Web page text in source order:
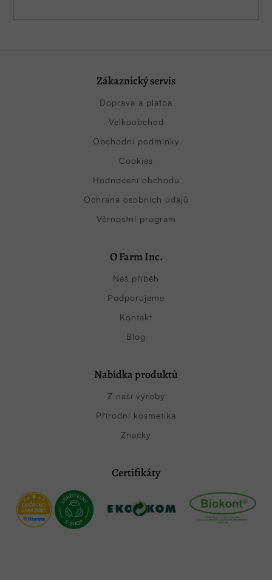
Zákaznický servis
Doprava a platba
Velkoobchod
Obchodní podmínky
Cookies
Hodnocení obchodu
Ochrana osobních údajů
Věrnostní program
O Farm Inc.
Náš příběh
Podporujeme
Kontakt
Blog
Nabídka produktů
Z naší výroby
Přírodní kosmetika
Značky
Certifikáty